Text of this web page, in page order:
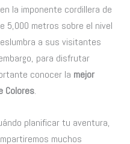
la imponente cordillera de
5,000 metros sobre el nivel
a sus visitantes
para disfrutar
conocer la mejor
Colores.
planificar tu aventura,
muchos